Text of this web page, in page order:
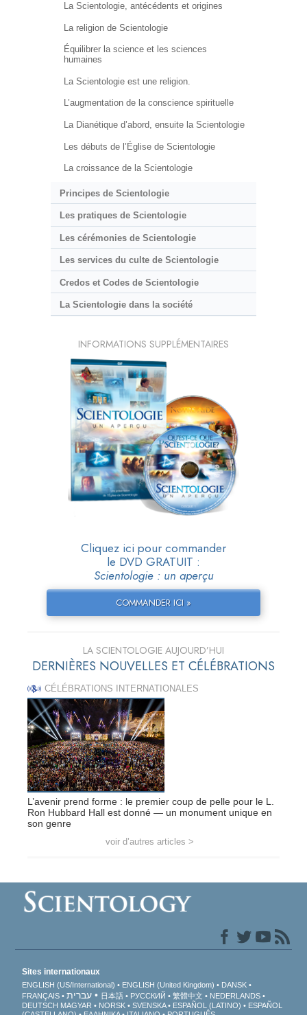
La Scientologie, antécédents et origines
La religion de Scientologie
Équilibrer la science et les sciences
humaines
La Scientologie est une religion.
L’augmentation de la conscience spirituelle
La Dianétique d’abord, ensuite la Scientologie
Les débuts de l’Église de Scientologie
La croissance de la Scientologie
Principes de Scientologie
Les pratiques de Scientologie
Les cérémonies de Scientologie
Les services du culte de Scientologie
Credos et Codes de Scientologie
La Scientologie dans la société
INFORMATIONS SUPPLÉMENTAIRES
Cliquez ici pour commander
le DVD GRATUIT :
Scientologie : un aperçu
COMMANDER ICI »
LA SCIENTOLOGIE AUJOURD’HUI
DERNIÈRES NOUVELLES ET CÉLÉBRATIONS
CÉLÉBRATIONS INTERNATIONALES
L’avenir prend forme : le premier coup de pelle pour le L.
Ron Hubbard Hall est donné — un monument unique en
son genre
voir d’autres articles >
Sites internationaux
ENGLISH (US/International) ENGLISH (United Kingdom)
DANSK
FRANÇAIS
עברית 日本語 РУССКИЙ 繁體中文
NEDERLANDS
DEUTSCH MAGYAR NORSK SVENSKA ESPAÑOL (LATINO)
ESPAÑOL